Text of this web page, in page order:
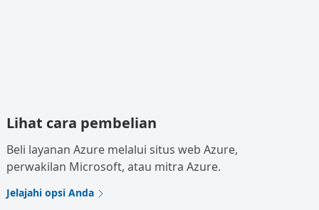
Lihat cara pembelian
Beli layanan Azure melalui situs web Azure,
perwakilan Microsoft, atau mitra Azure.
Jelajahi opsi Anda